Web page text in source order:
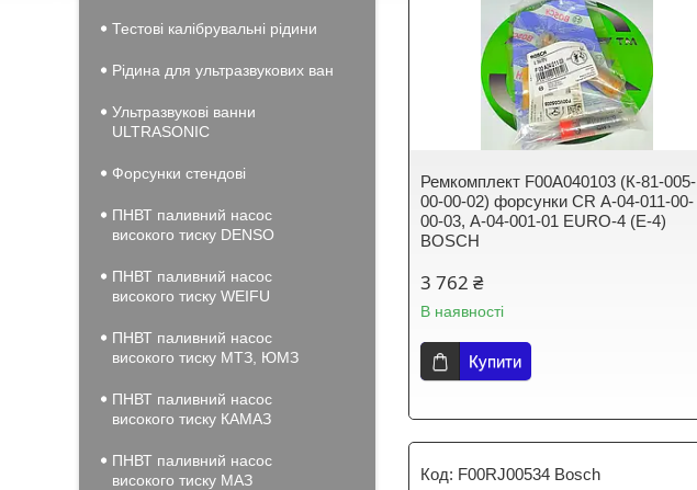
Ремкомплект F00A040103 (К-81-005-
00-00-02) форсунки CR А-04-011-00-
00-03, А-04-001-01 EURO-4 (Е-4)
BOSCH
3 762 ₴
В наявності
Купити
F00RJ00534 Bosch
Тестові калібрувальні рідини
Рідина для ультразвукових ван
Ультразвукові ванни
ULTRASONIC
Форсунки стендові
ПНВТ паливний насос
високого тиску DENSO
ПНВТ паливний насос
високого тиску WEIFU
ПНВТ паливний насос
високого тиску МТЗ, ЮМЗ
ПНВТ паливний насос
високого тиску КАМАЗ
ПНВТ паливний насос
високого тиску МАЗ